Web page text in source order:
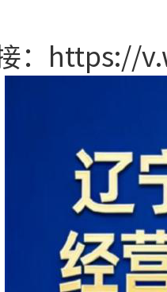
https://